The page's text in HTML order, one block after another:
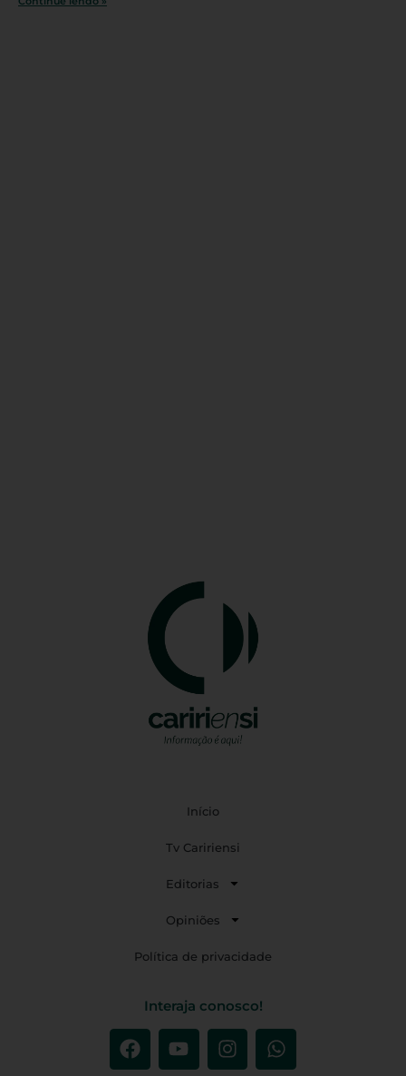
Início
Tv Caririensi
Editorias
Opiniões
Política de privacidade
Interaja conosco!
F
a
Y
o
I
n
W
h